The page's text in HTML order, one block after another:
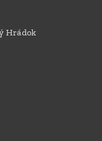
Hrádok